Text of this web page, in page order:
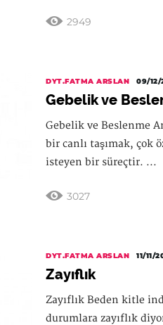
2949
DYT.FATMA ARSLAN 09/12/
Gebelik ve
Gebelik ve Beslenme
bir canlı taşımak, çok
isteyen bir süreçtir. ...
3027
DYT.FATMA ARSLAN 11/11/
Zayıflık
Zayıflık Beden kitle
durumlara zayıflık